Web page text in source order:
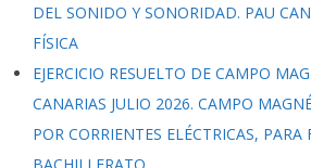
DEL SONIDO Y SONORIDAD. PAU
FÍSICA
EJERCICIO RESUELTO DE CAMPO
CANARIAS JULIO 2026. CAMPO
POR CORRIENTES ELÉCTRICAS, PARA